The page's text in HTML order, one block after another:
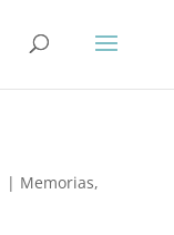
| Memorias,